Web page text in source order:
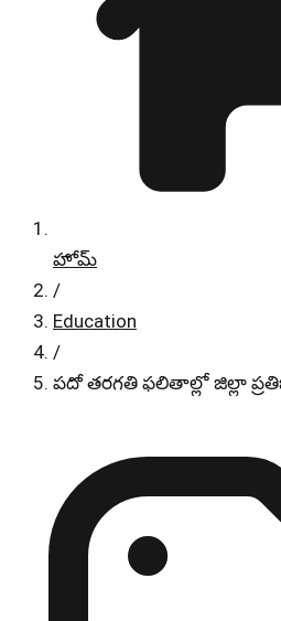
హోమ్
/
Education
/
పదో తరగతి ఫలితాల్లో జిల్లా